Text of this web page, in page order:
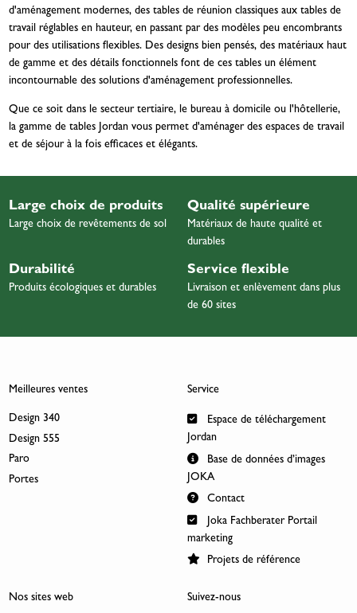
d'aménagement modernes, des tables de réunion classiques aux tables de
travail réglables en hauteur, en passant par des modèles peu encombrants
pour des utilisations flexibles. Des designs bien pensés, des matériaux haut
de gamme et des détails fonctionnels font de ces tables un élément
incontournable des solutions d'aménagement professionnelles.
Que ce soit dans le secteur tertiaire, le bureau à domicile ou l'hôtellerie,
la gamme de tables Jordan vous permet d'aménager des espaces de travail
et de séjour à la fois efficaces et élégants.
Large choix de produits
Large choix de revêtements de sol
Qualité supérieure
Matériaux de haute qualité et
durables
Durabilité
Produits écologiques et durables
Service flexible
Livraison et enlèvement dans plus
de 60 sites
Meilleures ventes
Design 340
Design 555
Paro
Portes
Service
Espace de téléchargement
Jordan
Base de données d’images
JOKA
Contact
Joka Fachberater Portail
marketing
Projets de référence
Nos sites web Suivez-nous